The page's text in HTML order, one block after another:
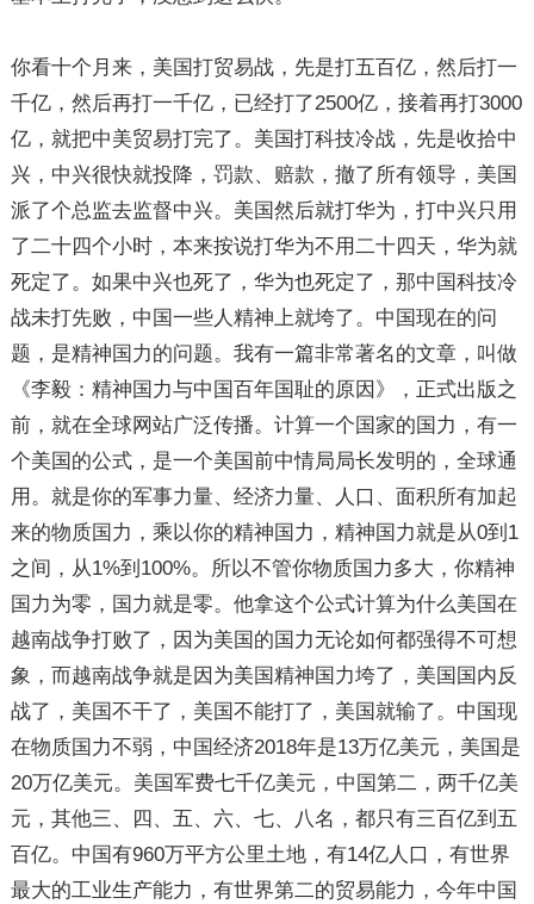
你看十个月来，美国打贸易战，先是打五百亿，然后打一
千亿，然后再打一千亿，已经打了2500亿，接着再打3000
亿，就把中美贸易打完了。美国打科技冷战，先是收拾中
兴，中兴很快就投降，罚款、赔款，撤了所有领导，美国
派了个总监去监督中兴。美国然后就打华为，打中兴只用
了二十四个小时，本来按说打华为不用二十四天，华为就
死定了。如果中兴也死了，华为也死定了，那中国科技冷
战未打先败，中国一些人精神上就垮了。中国现在的问
题，是精神国力的问题。我有一篇非常著名的文章，叫做
《李毅：精神国力与中国百年国耻的原因》，正式出版之
前，就在全球网站广泛传播。计算一个国家的国力，有一
个美国的公式，是一个美国前中情局局长发明的，全球通
用。就是你的军事力量、经济力量、人口、面积所有加起
来的物质国力，乘以你的精神国力，精神国力就是从0到1
之间，从1%到100%。所以不管你物质国力多大，你精神
国力为零，国力就是零。他拿这个公式计算为什么美国在
越南战争打败了，因为美国的国力无论如何都强得不可想
象，而越南战争就是因为美国精神国力垮了，美国国内反
战了，美国不干了，美国不能打了，美国就输了。中国现
在物质国力不弱，中国经济2018年是13万亿美元，美国是
20万亿美元。美国军费七千亿美元，中国第二，两千亿美
元，其他三、四、五、六、七、八名，都只有三百亿到五
百亿。中国有960万平方公里土地，有14亿人口，有世界
最大的工业生产能力，有世界第二的贸易能力，今年中国